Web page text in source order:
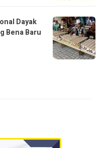
Dayak
Bena Baru